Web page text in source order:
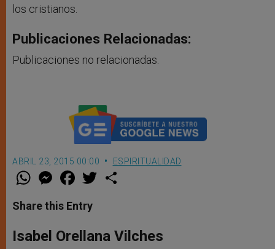
los cristianos.
Publicaciones Relacionadas:
Publicaciones no relacionadas.
ABRIL 23, 2015 00:00 ESPIRITUALIDAD
W
t
s
p
p
M
e
s
e
g
e
F
a
e
b
o
k
w
r
Share this Entry
Isabel Orellana Vilches